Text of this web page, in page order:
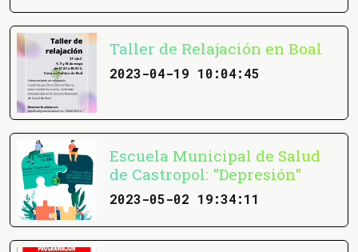
Taller de Relajación en Boal
2023-04-19 10:04:45
Escuela Municipal de Salud
de Castropol: "Depresión"
2023-05-02 19:34:11